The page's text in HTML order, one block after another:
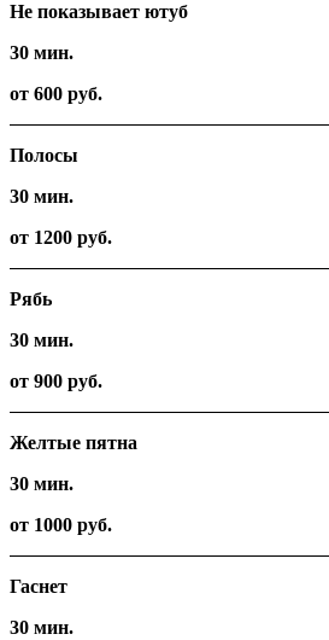
Не показывает ютуб
30 мин.
от 600 руб.
Полосы
30 мин.
от 1200 руб.
Рябь
30 мин.
от 900 руб.
Желтые пятна
30 мин.
от 1000 руб.
Гаснет
30 мин.